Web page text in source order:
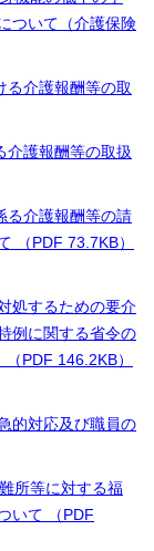
ついて（介護保険
る介護報酬等の取
介護報酬等の取扱
る介護報酬等の請
（PDF 73.7KB）
処するための要介
例に関する省令の
PDF 146.2KB）
的対応及び職員の
所等に対する福
いて （PDF